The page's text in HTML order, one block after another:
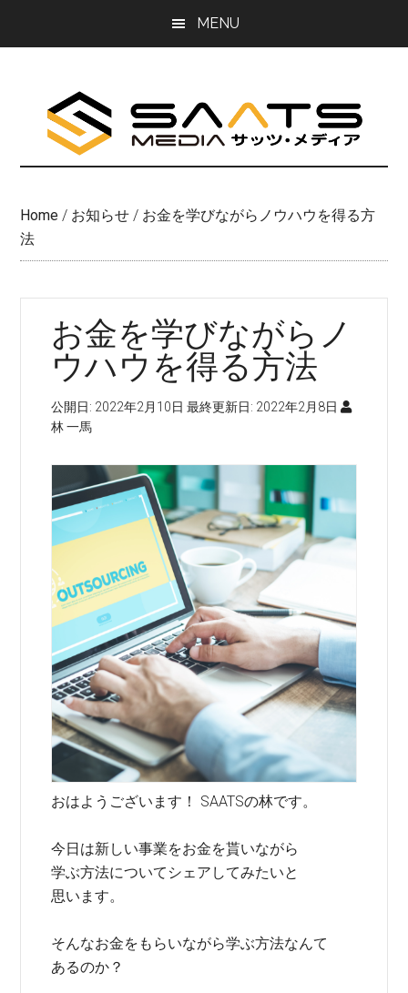
MENU
Home / お知らせ / お金を学びながらノウハウを得る方
法
お金を学びながらノ
ウハウを得る方法
公開日: 2022年2月10日 最終更新日: 2022年2月8日
林 一馬
おはようございます！ SAATSの林です。
今日は新しい事業をお金を貰いながら
学ぶ方法についてシェアしてみたいと
思います。
そんなお金をもらいながら学ぶ方法なんて
あるのか？